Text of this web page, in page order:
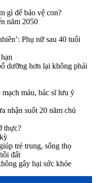
gì để bảo vệ con?
năm 2050
Phụ nữ sau 40 tuổi
dưỡng hơn lại không phải
máu, bác sĩ lưu ý
nhận suốt 20 năm chủ
thực?
trẻ trung, sống thọ
đất
gây hại sức khỏe